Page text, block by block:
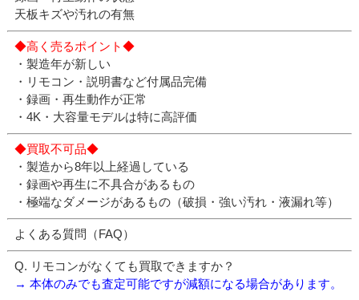
天板キズや汚れの有無
◆高く売るポイント◆
・製造年が新しい
・リモコン・説明書など付属品完備
・録画・再生動作が正常
・4K・大容量モデルは特に高評価
◆買取不可品◆
・製造から8年以上経過している
・録画や再生に不具合があるもの
・極端なダメージがあるもの（破損・強い汚れ・液漏れ等）
よくある質問（FAQ）
Q. リモコンがなくても買取できますか？
→ 本体のみでも査定可能ですが減額になる場合があります。